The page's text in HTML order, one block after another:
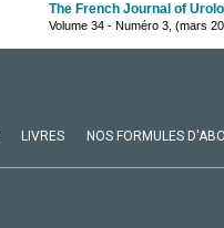
The French Journal of
Volume 34 - Numéro 3, (mars
LIVRES NOS FORMULES